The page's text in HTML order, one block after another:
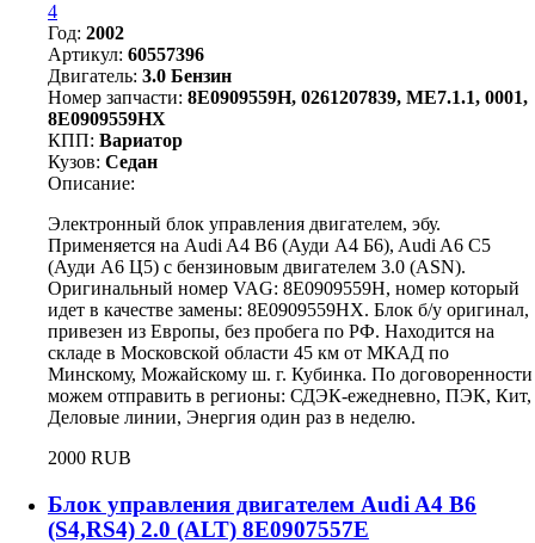
4
Год: 2002
Артикул: 60557396
Двигатель: 3.0 Бензин
Номер запчасти: 8E0909559H, 0261207839, ME7.1.1, 0001,
8E0909559HX
КПП: Вариатор
Кузов: Седан
Описание:
Электронный блок управления двигателем, эбу.
Применяется на Audi A4 B6 (Ауди А4 Б6), Audi A6 C5
(Ауди А6 Ц5) с бензиновым двигателем 3.0 (ASN).
Оригинальный номер VAG: 8E0909559H, номер который
идет в качестве замены: 8Е0909559НХ. Блок б/у оригинал,
привезен из Европы, без пробега по РФ. Находится на
складе в Московской области 45 км от МКАД по
Минскому, Можайскому ш. г. Кубинка. По договоренности
можем отправить в регионы: СДЭК-ежедневно, ПЭК, Кит,
Деловые линии, Энергия один раз в неделю.
2000 RUB
Блок управления двигателем Audi A4 B6
(S4,RS4) 2.0 (ALT) 8E0907557E